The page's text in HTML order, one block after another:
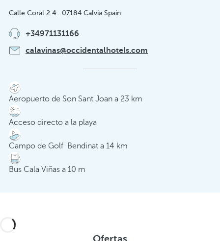
Calle Coral 2 4 . 07184 Calvia Spain
+34971131166
calavinas@occidentalhotels.com
Aeropuerto de Son Sant Joan a 23 km
Acceso directo a la playa
Campo de Golf Bendinat a 14 km
Bus Cala Viñas a 10 m